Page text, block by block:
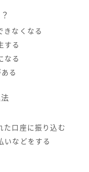
きなくなる
する
なる
る
た口座に振り込む
いなどをする